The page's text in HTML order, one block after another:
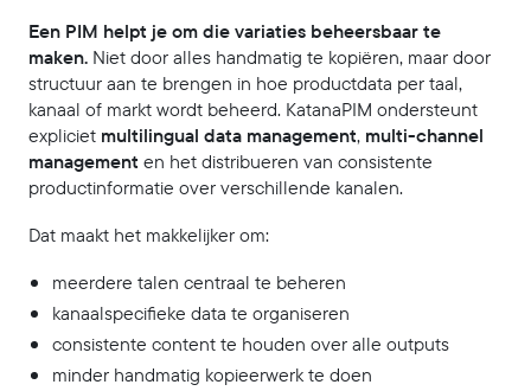
Een PIM helpt je om die variaties beheersbaar te
maken. Niet door alles handmatig te kopiëren, maar door
structuur aan te brengen in hoe productdata per taal,
kanaal of markt wordt beheerd. KatanaPIM ondersteunt
expliciet multilingual data management, multi-channel
management en het distribueren van consistente
productinformatie over verschillende kanalen.
Dat maakt het makkelijker om:
meerdere talen centraal te beheren
kanaalspecifieke data te organiseren
consistente content te houden over alle outputs
minder handmatig kopieerwerk te doen